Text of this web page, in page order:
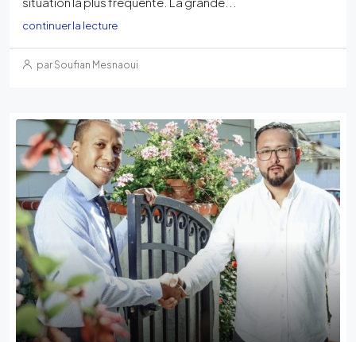
continuer la lecture
par Soufian Mesnaoui